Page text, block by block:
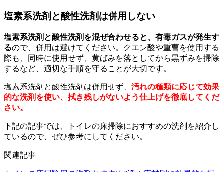
塩素系洗剤と酸性洗剤は併用しない
塩素系洗剤と酸性洗剤を混ぜ合わせると、有毒ガスが発生す
るので、併用は避けてください。クエン酸や重曹を使用する
際も、同時に使用せず、黄ばみを落としてから黒ずみを掃除
するなど、適切な手順を守ることが大切です。
塩素系洗剤と酸性洗剤は併用せず、 汚れの種類に応じて効果
的な洗剤を使い、拭き残しがないよう仕上げを徹底してくだ
さい。
下記の記事では、トイレの床掃除におすすめの洗剤を紹介し
ているので、ぜひ参考にしてください。
関連記事